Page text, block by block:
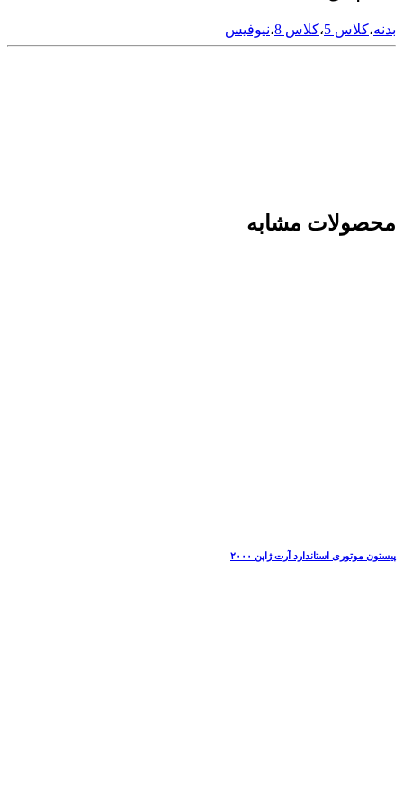
بدنه،کلاس 5 ،کلاس 8 ،نیوفیس
محصولات مشابه
پیستون موتوری استاندارد آرت ژاپن ۲۰۰۰